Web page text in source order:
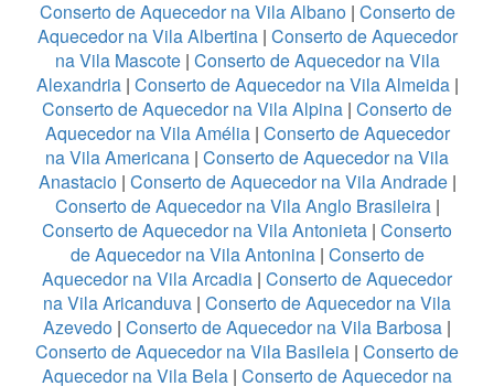
Conserto de Aquecedor na Vila Albano| Conserto de
Aquecedor na Vila Albertina| Conserto de Aquecedor
na Vila Mascote| Conserto de Aquecedor na Vila
Alexandria| Conserto de Aquecedor na Vila Almeida |
Conserto de Aquecedor na Vila Alpina | Conserto de
Aquecedor na Vila Amélia | Conserto de Aquecedor
na Vila Americana | Conserto de Aquecedor na Vila
Anastacio| Conserto de Aquecedor na Vila Andrade|
Conserto de Aquecedor na Vila Anglo Brasileira|
Conserto de Aquecedor na Vila Antonieta | Conserto
de Aquecedor na Vila Antonina| Conserto de
Aquecedor na Vila Arcadia | Conserto de Aquecedor
na Vila Aricanduva | Conserto de Aquecedor na Vila
Azevedo | Conserto de Aquecedor na Vila Barbosa |
Conserto de Aquecedor na Vila Basileia | Conserto de
Aquecedor na Vila Bela | Conserto de Aquecedor na